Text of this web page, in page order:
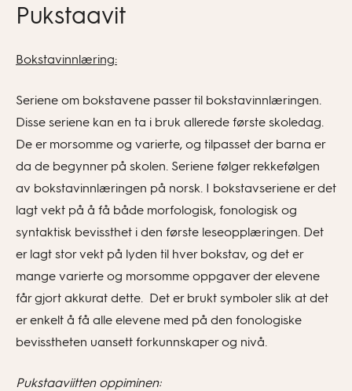
Pukstaavit
Bokstavinnlæring:
Seriene om bokstavene passer til bokstavinnlæringen.
Disse seriene kan en ta i bruk allerede første skoledag.
De er morsomme og varierte, og tilpasset der barna er
da de begynner på skolen. Seriene følger rekkefølgen
av bokstavinnlæringen på norsk. I bokstavseriene er det
lagt vekt på å få både morfologisk, fonologisk og
syntaktisk bevissthet i den første leseopplæringen. Det
er lagt stor vekt på lyden til hver bokstav, og det er
mange varierte og morsomme oppgaver der elevene
får gjort akkurat dette. Det er brukt symboler slik at det
er enkelt å få alle elevene med på den fonologiske
bevisstheten uansett forkunnskaper og nivå.
Pukstaaviitten oppiminen: